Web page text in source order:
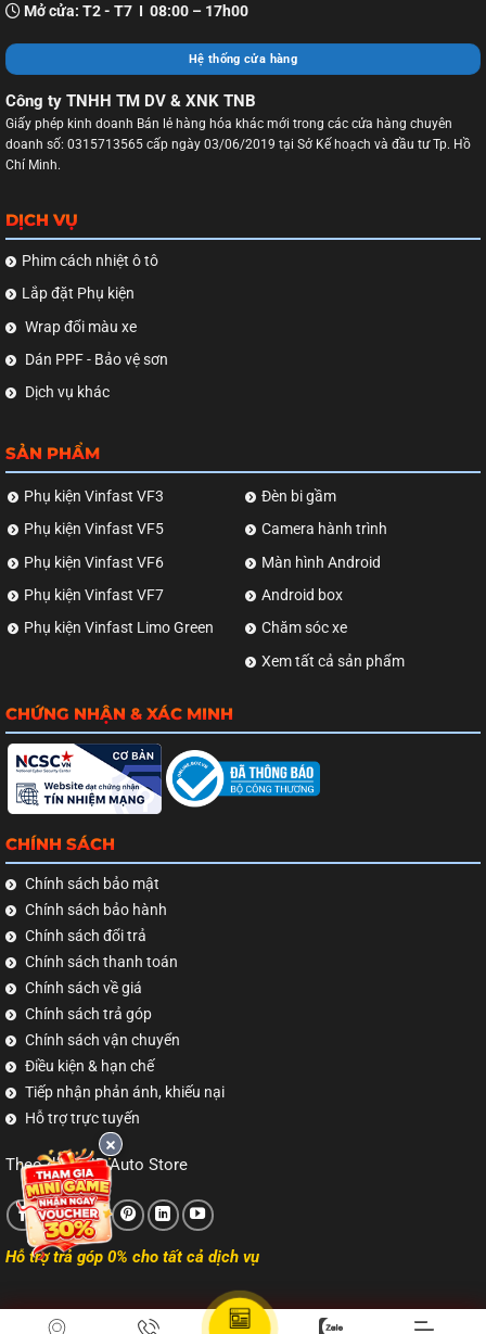
Mở cửa: T2 - T7 I 08:00 – 17h00
Hệ thống cửa hàng
Công ty TNHH TM DV & XNK TNB
Giấy phép kinh doanh Bán lẻ hàng hóa khác mới trong các cửa hàng chuyên
doanh số: 0315713565 cấp ngày 03/06/2019 tại Sở Kế hoạch và đầu tư Tp. Hồ
Chí Minh.
DỊCH VỤ
Phim cách nhiệt ô tô
Lắp đặt Phụ kiện
Wrap đổi màu xe
Dán PPF - Bảo vệ sơn
Dịch vụ khác
SẢN PHẨM
Phụ kiện Vinfast VF3
Phụ kiện Vinfast VF5
Phụ kiện Vinfast VF6
Phụ kiện Vinfast VF7
Phụ kiện Vinfast Limo Green
Đèn bi gầm
Camera hành trình
Màn hình Android
Android box
Chăm sóc xe
Xem tất cả sản phẩm
CHỨNG NHẬN & XÁC MINH
CHÍNH SÁCH
Chính sách bảo mật
Chính sách bảo hành
Chính sách đổi trả
Chính sách thanh toán
Chính sách về giá
Chính sách trả góp
Chính sách vận chuyển
Điều kiện & hạn chế
Tiếp nhận phản ánh, khiếu nại
Hỗ trợ trực tuyến
Theo dõi TNB Auto Store
Hỗ trợ trả góp 0% cho tất cả dịch vụ